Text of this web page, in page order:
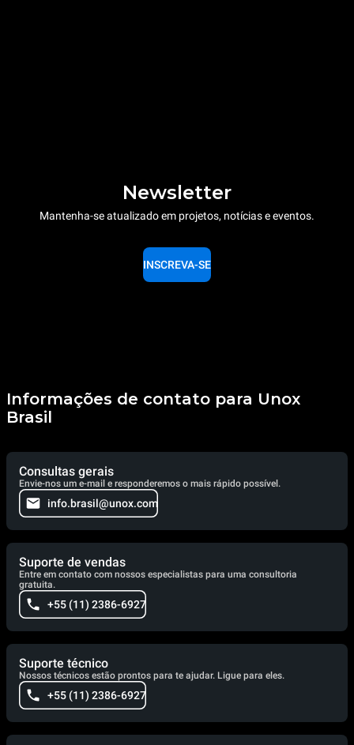
Newsletter
Mantenha-se atualizado em projetos, notícias e eventos.
INSCREVA-SE
Informações de contato para Unox
Brasil
Consultas gerais
Envie-nos um e-mail e responderemos o mais rápido possível.
info.brasil@unox.com
Suporte de vendas
Entre em contato com nossos especialistas para uma consultoria
gratuita.
+55 (11) 2386-6927
Suporte técnico
Nossos técnicos estão prontos para te ajudar. Ligue para eles.
+55 (11) 2386-6927